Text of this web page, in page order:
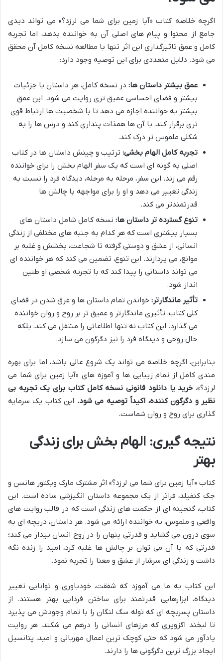
اگرچه خلاصه کتاب «آیا زمین برای شما می لرزد؟» می تواند دیدی
جامع از محتوا و پیام های اصلی آن به خواننده بدهد، اما تجربه
کامل و عمق تاثیرگذاری این اثر تنها با مطالعه نسخه کامل آن محقق
می شود. دلایل متعددی برای این توصیه وجود دارد:
عمق بیشتر داستان ها: در نسخه کامل، هر داستان با جزئیات
بیشتر و فضای احساسی عمیق تری روایت می شود. این عمق
بیشتر به خواننده اجازه می دهد تا با شخصیت ها ارتباط قوی
تری برقرار کند، با آن ها همذات پنداری کند و درس ها را به
شکلی ملموس تر درک کند.
تجربه کامل الهام بخشی: ترتیب و چینش داستان ها در کتاب
اصلی به گونه ای است که یک سفر الهام بخش را برای خواننده
رقم می زند. این سفر، مرحله به مرحله، دیدگاه فرد را نسبت به
زندگی تغییر می دهد و او را برای مواجهه با چالش ها
قدرتمندتر می کند.
تنوع گسترده تر داستان ها: نسخه کامل شامل داستان های
بسیار بیشتری است که هر کدام به جنبه های مختلفی از زندگی
انسانی، از عشق و دوستی گرفته تا شجاعت، بخشش و غلبه بر
موانع، می پردازند. این تنوع، تضمین می کند که هر خواننده ای
می تواند داستانی را پیدا کند که با تجربه شخصی او طنین
انداز شود.
تأثیر ماندگارتر: خواندن تمام داستان ها و غرق شدن در فضای
کلی کتاب، تأثیری ماندگارتر و عمیق تر بر روح و روان خواننده
می گذارد. این کتاب نه تنها اطلاعاتی را منتقل می کند، بلکه
حال روحی و دیدگاه فرد را نیز دگرگون می سازد.
بنابراین، اگرچه خلاصه می تواند یک شروع عالی باشد، اما برای بهره
مندی کامل از تمام زیبایی ها و آموزه های «آیا زمین برای شما می
لرزد؟»، خرید یا دانلود قانونی نسخه کامل کتاب برای یک تجربه بی
نظیر و دگرگون کننده، اکیداً توصیه می شود. این کتاب یک سرمایه
گذاری برای روح و روان شماست.
نتیجه گیری: الهام بخش برای زندگی
بهتر
کتاب «آیا زمین برای شما می لرزد؟» اثر مشترک مارک ویکتور هانسن و
جک کنفیلد، فراتر از یک مجموعه داستان انگیزشی ساده است. این
کتاب، گنجینه ای از حکمت های زندگی است که در قالب روایت های
واقعی و ملموس، به خواننده ارائه می شود. هر داستان، دریچه ای به
سوی درون می گشاید و قدرتی پنهان را در روح انسان بیدار می کند؛
قدرتی که با آن می توان بر چالش ها غلبه کرد، امید را زنده نگه
داشت و زندگی ای سرشار از عشق و معنا را تجربه نمود.
این کتاب به ما می آموزد که شفقت، خودباوری و توانایی تغییر
دیدگاه، ابزارهایی قدرتمند برای ساختن فردایی بهتر هستند. از
داستان پسربچه ای که توله سگ لنگان را با تمام وجودش می پذیرد
تا لبخند اگزوپری که مرزهای انسانی را درهم می شکند، هر روایت
یادآور می شود که حتی کوچک ترین اعمال مهربانی و امید، پتانسیل
ایجاد بزرگ ترین دگرگونی ها را دارند.